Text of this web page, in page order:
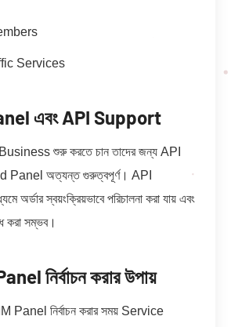
Services
এবং API Support
Business শুরু করতে চান তাদের জন্য API
Panel অত্যন্ত গুরুত্বপূর্ণ। API
অর্ডার স্বয়ংক্রিয়ভাবে পরিচালনা করা যায় এবং
করা সম্ভব।
নির্বাচন করার উপায়
Panel নির্বাচন করার সময় Service